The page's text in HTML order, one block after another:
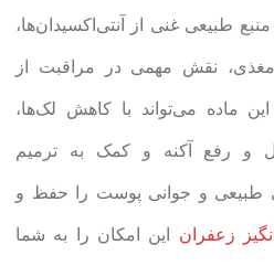
طبیعی غنی از آنتی‌اکسیدان‌ها،
مغذی، نقش مهمی در مراقبت از
ماده می‌تواند با کاهش لک‌ها،
و رفع آکنه و کمک به ترمیم
طبیعی و جوانی پوست را حفظ و
زعفران این امکان را به شما